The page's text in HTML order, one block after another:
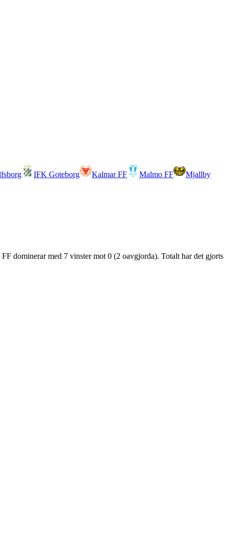
IFK Goteborg Kalmar FF Malmo FF
Mjallby
dominerar med 7 vinster mot 0 (2 oavgjorda). Totalt har det gjorts